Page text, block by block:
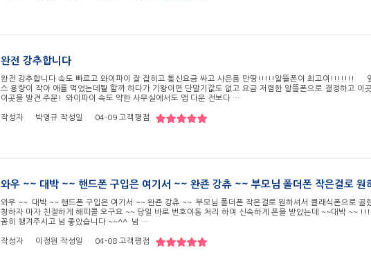
완전 강추합니다
완전 강추합니다 속도 빠르고 와이파이 잘 잡히고 통신요금 싸고 사은품 만땅!!!!!알뜰폰이 최고여!!!!!!! 앞
스 용량이 작아 애를 먹었는데뭘 할까 하다가 기왕이면 단말기값도 없고 요금 저렴한 알뜰폰으로 결정하고 이
이곳을 발견 주문! 와이파이 속도 약한 사무실에서도 앱 다운 전보다 …
작성자 박영규 작성일 04-09 고객평점
와우 ~~ 대박 ~~ 핸드폰 구입은 여기서 ~~ 완죤 강츄 ~~ 부모님 폴더폰 작은걸로
와우 ~~ 대박 ~~ 핸드폰 구입은 여기서 ~~ 완죤 강츄 ~~ 부모님 폴더폰 작은걸로 원하셔서 클래식폰으로 골
청하자 마자 친절하게 해피콜 오구요 ~~ 당일 바로 번호이동 처리 하여 신속하게 폰을 받았는데 ~~대박 ~~
꼼히 챙겨주시고 넘 좋았습니다 ~~^^ 넘 …
작성자 이정원 작성일 04-08 고객평점